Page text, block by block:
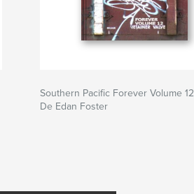
Southern Pacific Forever Volume 12
De Edan Foster